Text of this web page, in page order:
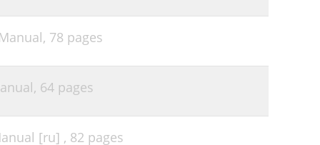
63
78 pages
64 pages
[ru] , 82 pages